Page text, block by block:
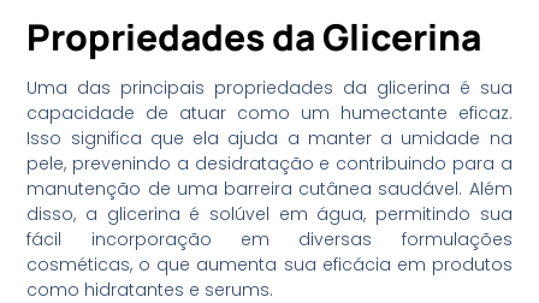
Propriedades da Glicerina
Uma das principais propriedades da glicerina é sua
capacidade de atuar como um humectante eficaz.
Isso significa que ela ajuda a manter a umidade na
pele, prevenindo a desidratação e contribuindo para a
manutenção de uma barreira cutânea saudável. Além
disso, a glicerina é solúvel em água, permitindo sua
fácil incorporação em diversas formulações
cosméticas, o que aumenta sua eficácia em produtos
como hidratantes e serums.